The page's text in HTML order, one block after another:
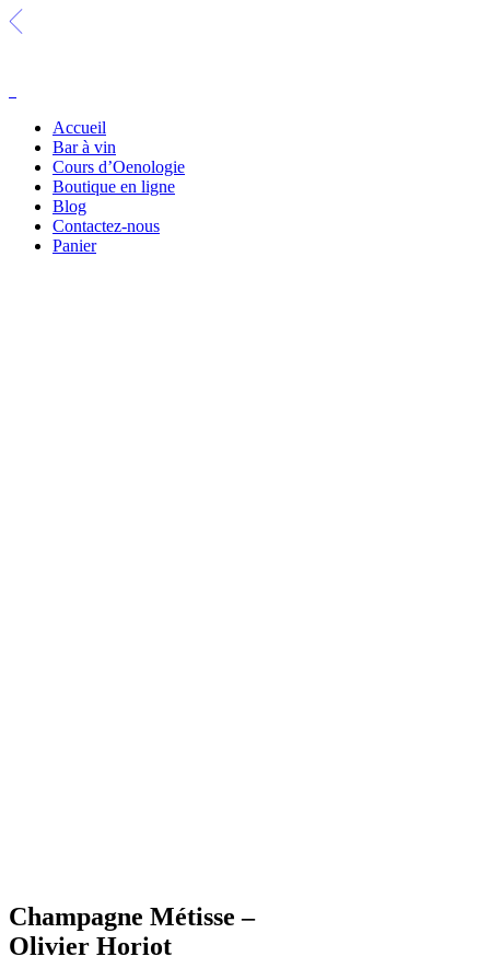
Accueil
Bar à vin
Cours d’Oenologie
Boutique en ligne
Blog
Contactez-nous
Panier
Champagne Métisse –
Olivier Horiot